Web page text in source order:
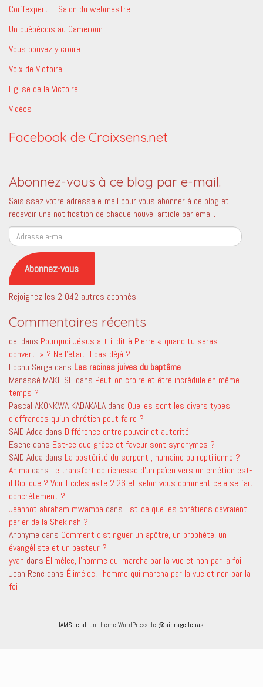
Coiffexpert – Salon du webmestre
Un québécois au Cameroun
Vous pouvez y croire
Voix de Victoire
Eglise de la Victoire
Vidéos
Facebook de Croixsens.net
Abonnez-vous à ce blog par e-mail.
Saisissez votre adresse e-mail pour vous abonner à ce blog et
recevoir une notification de chaque nouvel article par email.
Adresse
e-
mail
Abonnez-vous
Rejoignez les 2 042 autres abonnés
Commentaires récents
del dans Pourquoi Jésus a-t-il dit à Pierre « quand tu seras
converti » ? Ne l’était-il pas déjà ?
Lochu Serge dans Les racines juives du baptême
Manassé MAKIESE dans Peut-on croire et être incrédule en même
temps ?
Pascal AKONKWA KADAKALA dans Quelles sont les divers types
d’offrandes qu’un chrétien peut faire ?
SAID Adda dans Différence entre pouvoir et autorité
Esehe dans Est-ce que grâce et faveur sont synonymes ?
SAID Adda dans La postérité du serpent ; humaine ou reptilienne ?
Ahima dans Le transfert de richesse d’un païen vers un chrétien est-
il Biblique ? Voir Ecclesiaste 2:26 et selon vous comment cela se fait
concrètement ?
Jeannot abraham mwamba dans Est-ce que les chrétiens devraient
parler de la Shekinah ?
Anonyme dans Comment distinguer un apôtre, un prophète, un
évangéliste et un pasteur ?
yvan dans Élimélec, l’homme qui marcha par la vue et non par la foi
Jean Rene dans Élimélec, l’homme qui marcha par la vue et non par la
foi
IAMSocial , un theme WordPress de @aicragellebasi